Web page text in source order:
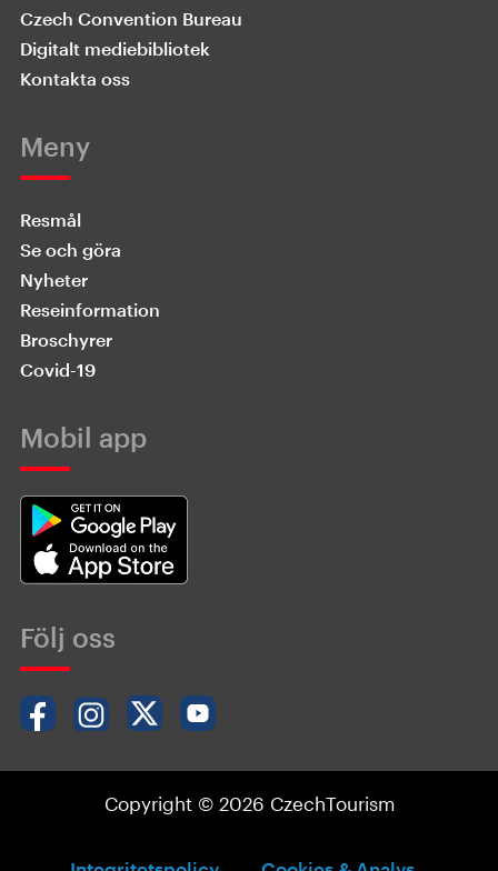
Czech Convention Bureau
Digitalt mediebibliotek
Kontakta oss
Meny
Resmål
Se och göra
Nyheter
Reseinformation
Broschyrer
Covid-19
Mobil app
Följ oss
Copyright © 2026 CzechTourism